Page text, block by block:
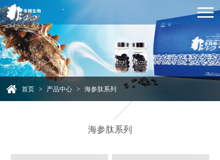
首页 > 产品中心 > 海参肽系列
海参肽系列